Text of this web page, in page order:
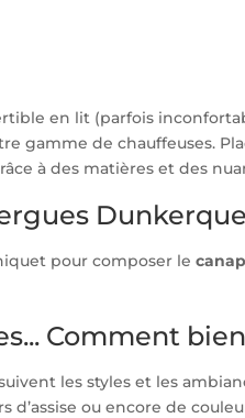
en lit (parfois
gamme de chauffeuses.
à des matières et des
Dunkerque
pour composer le
Comment
les styles et les
ou encore de